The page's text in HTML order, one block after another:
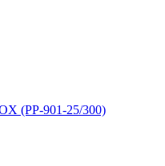
(PP-901-25/300)